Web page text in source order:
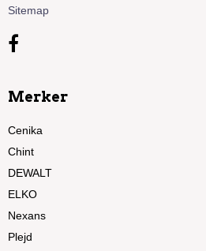
Sitemap
Merker
Cenika
Chint
DEWALT
ELKO
Nexans
Plejd